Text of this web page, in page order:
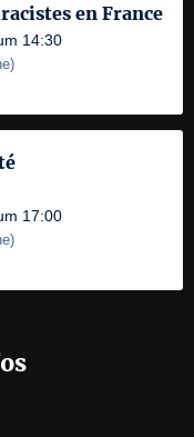
en France
14:30
)
17:00
)